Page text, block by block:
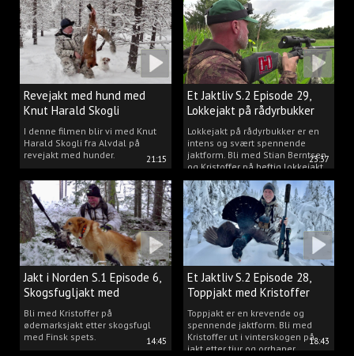
21:15
Revejakt med hund med
Knut Harald Skogli
I denne filmen blir vi med Knut
Harald Skogli fra Alvdal på
revejakt med hunder.
23:37
Et Jaktliv S.2 Episode 29,
Lokkejakt på rådyrbukker
med Stian og Kristoffer
Lokkejakt på rådyrbukker er en
intens og svært spennende
jaktform. Bli med Stian Berntsen
og Kristoffer på heftig lokkejakt.
14:45
Jakt i Norden S.1 Episode 6,
Skogsfugljakt med
spetshund.
Bli med Kristoffer på
ødemarksjakt etter skogsfugl
med Finsk spets.
18:43
Et Jaktliv S.2 Episode 28,
Toppjakt med Kristoffer
Clausen
Toppjakt er en krevende og
spennende jaktform. Bli med
Kristoffer ut i vinterskogen på
jakt etter tiur og orrhaner.